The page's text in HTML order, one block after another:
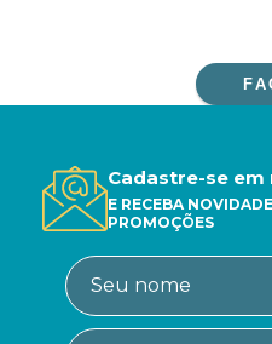
Cadastre-se
E RECEBA
PROMOÇÕES